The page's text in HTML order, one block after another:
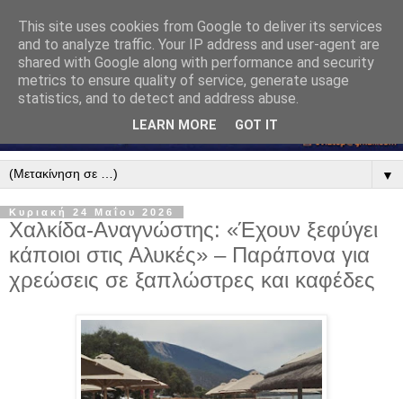
▼
Κυριακή 24 Μαΐου 2026
Χαλκίδα-Αναγνώστης: «Έχουν ξεφύγει
κάποιοι στις Αλυκές» – Παράπονα για
χρεώσεις σε ξαπλώστρες και καφέδες
This site uses cookies from Google to deliver its services
and to analyze traffic. Your IP address and user-agent are
shared with Google along with performance and security
metrics to ensure quality of service, generate usage
statistics, and to detect and address abuse.
LEARN MORE GOT IT